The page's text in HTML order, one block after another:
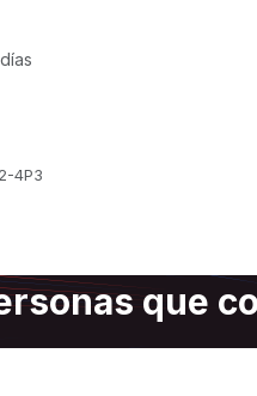
4P3
que